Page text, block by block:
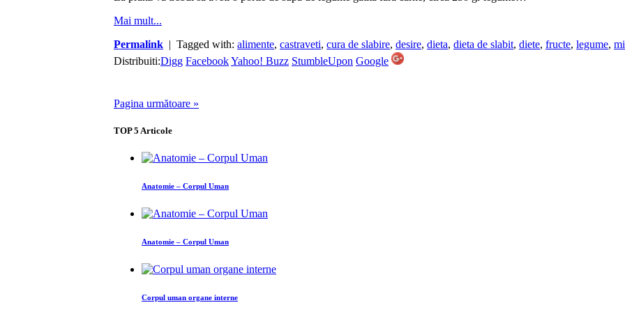
Mai mult...
Permalink | Tagged with: alimente, castraveti, cura de slabire, desire, dieta, dieta de slabit, diete, fructe, legume,
Distribuiti:Digg FacebookYahoo! Buzz StumbleUpon Google
Pagina următoare »
TOP5 Articole
Anatomie – Corpul Uman
Anatomie – Corpul Uman
Corpul uman organe interne